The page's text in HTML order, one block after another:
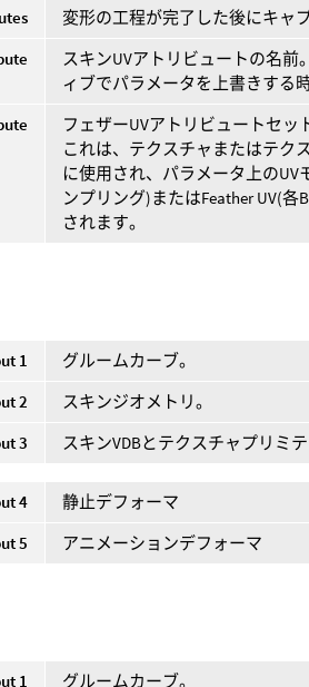
変形の工程が完了した後にキャ
スキンUVアトリビュートの名
ィブでパラメータを上書きする
フェザーUVアトリビュートセッ
これは、テクスチャまたはテク
に使用され、パラメータ上のUV
ンプリング)またはFeather UV(
されます。
1
グルームカーブ。
2
スキンジオメトリ。
3
スキンVDBとテクスチャプリミ
4
静止デフォーマ
5
アニメーションデフォーマ
1
グルームカーブ。